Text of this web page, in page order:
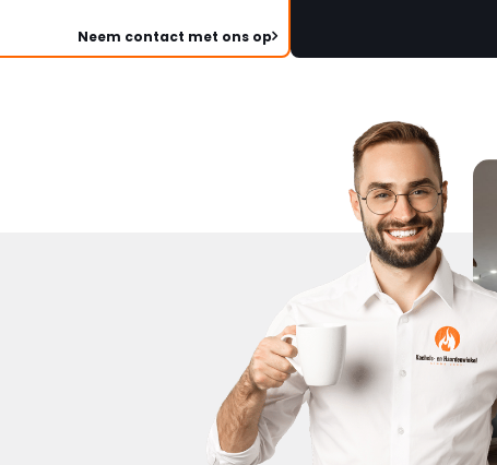
Neem contact met ons op